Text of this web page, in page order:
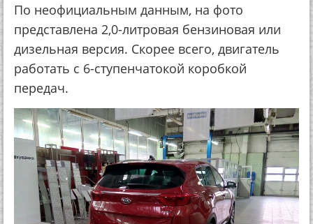
По неофициальным данным, на фото
представлена 2,0-литровая бензиновая или
дизельная версия. Скорее всего, двигатель
работать с 6-ступенчатокой коробкой
передач.